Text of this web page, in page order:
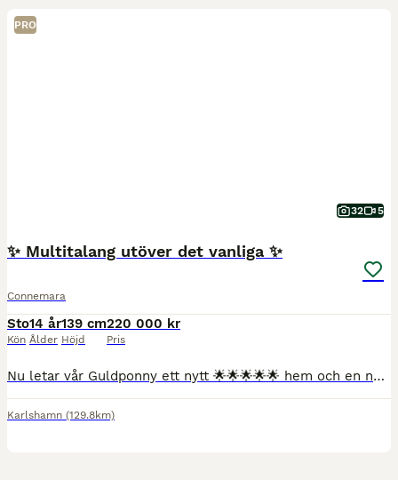
PRO
32 5
✨ Multitalang utöver det vanliga ✨
Connemara
Sto
Kön
14 år
Ålder
139 cm
Höjd
220 000 kr
Pris
Nu letar vår Guldponny ett nytt 🌟🌟🌟🌟🌟 hem och en ny liten ryttare skall få förverkliga sin dröm 💕 Pampig Connemara född 2012 med Guldkantad stam e - Charleville Lad -Sweetwall Captain Courageou
Karlshamn (129.8km)